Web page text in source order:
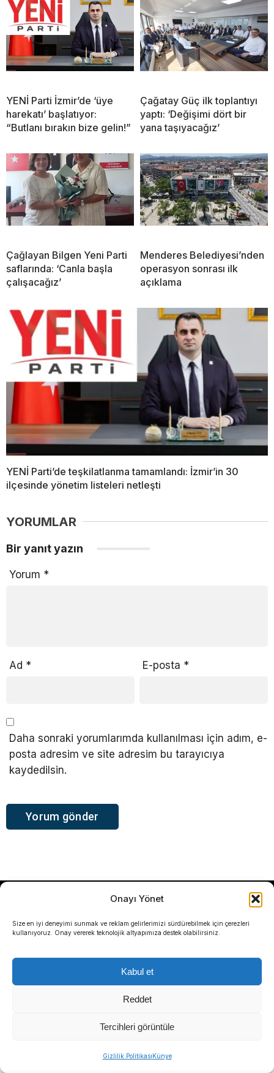
Onayı Yönet
Size en iyi deneyimi sunmak ve reklam gelirlerimizi sürdürebilmek için çerezleri
kullanıyoruz. Onay vererek teknolojik altyapımıza destek olabilirsiniz.
Kabul et
Reddet
Tercihleri görüntüle
Gizlilik PolitikasıKünye
YENİ Parti İzmir’de ‘üye
harekatı’ başlatıyor:
“Butlanı bırakın bize gelin!”
Çağatay Güç ilk toplantıyı
yaptı: ‘Değişimi dört bir
yana taşıyacağız’
Çağlayan Bilgen Yeni Parti
saflarında: ‘Canla başla
çalışacağız’
Menderes Belediyesi’nden
operasyon sonrası ilk
açıklama
YENİ Parti’de teşkilatlanma tamamlandı: İzmir’in 30
ilçesinde yönetim listeleri netleşti
YORUMLAR
Bir yanıt yazın
Yorum *
Ad * E-posta *
Daha sonraki yorumlarımda kullanılması için adım, e-
posta adresim ve site adresim bu tarayıcıya
kaydedilsin.
Sosyal medya hesaplarımızı keşfedin
KATEGORİLER